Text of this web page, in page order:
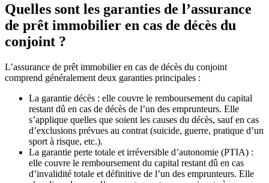
Quelles sont les garanties de l’assurance
de prêt immobilier en cas de décès du
conjoint ?
L’assurance de prêt immobilier en cas de décès du conjoint
comprend généralement deux garanties principales :
La garantie décès : elle couvre le remboursement du capital
restant dû en cas de décès de l’un des emprunteurs. Elle
s’applique quelles que soient les causes du décès, sauf en cas
d’exclusions prévues au contrat (suicide, guerre, pratique d’un
sport à risque, etc.).
La garantie perte totale et irréversible d’autonomie (PTIA) :
elle couvre le remboursement du capital restant dû en cas
d’invalidité totale et définitive de l’un des emprunteurs. Elle